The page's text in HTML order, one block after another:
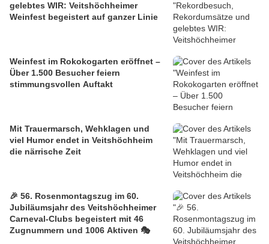
gelebtes WIR: Veitshöchheimer
Weinfest begeistert auf ganzer Linie
Weinfest im Rokokogarten eröffnet –
Über 1.500 Besucher feiern
stimmungsvollen Auftakt
Mit Trauermarsch, Wehklagen und
viel Humor endet in Veitshöchheim
die närrische Zeit
🎉 56. Rosenmontagszug im 60.
Jubiläumsjahr des Veitshöchheimer
Carneval-Clubs begeistert mit 46
Zugnummern und 1006 Aktiven 🎭